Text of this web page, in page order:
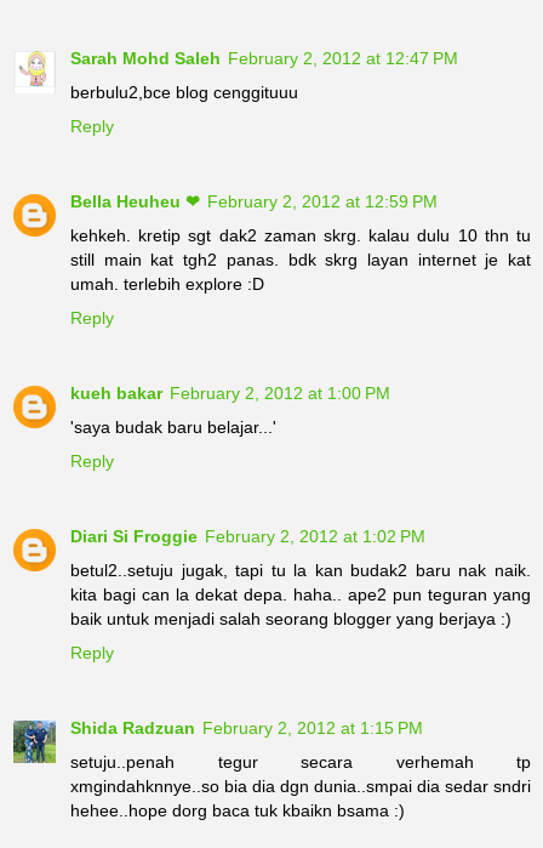
Sarah Mohd Saleh February 2, 2012 at 12:47 PM
berbulu2,bce blog cenggituuu
Reply
Bella Heuheu ❤ February 2, 2012 at 12:59 PM
kehkeh. kretip sgt dak2 zaman skrg. kalau dulu 10 thn tu
still main kat tgh2 panas. bdk skrg layan internet je kat
umah. terlebih explore :D
Reply
kueh bakar February 2, 2012 at 1:00 PM
'saya budak baru belajar...'
Reply
Diari Si Froggie February 2, 2012 at 1:02 PM
betul2..setuju jugak, tapi tu la kan budak2 baru nak naik.
kita bagi can la dekat depa. haha.. ape2 pun teguran yang
baik untuk menjadi salah seorang blogger yang berjaya :)
Reply
Shida Radzuan February 2, 2012 at 1:15 PM
setuju..penah tegur secara verhemah tp
xmgindahknnye..so bia dia dgn dunia..smpai dia sedar sndri
hehee..hope dorg baca tuk kbaikn bsama :)